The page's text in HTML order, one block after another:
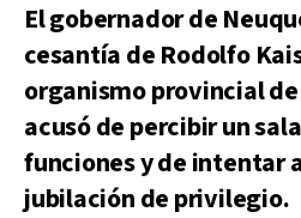
El gobernador de
cesantía de Rodolfo
organismo provincial
acusó de percibir un
funciones y de intentar
jubilación de privilegio.